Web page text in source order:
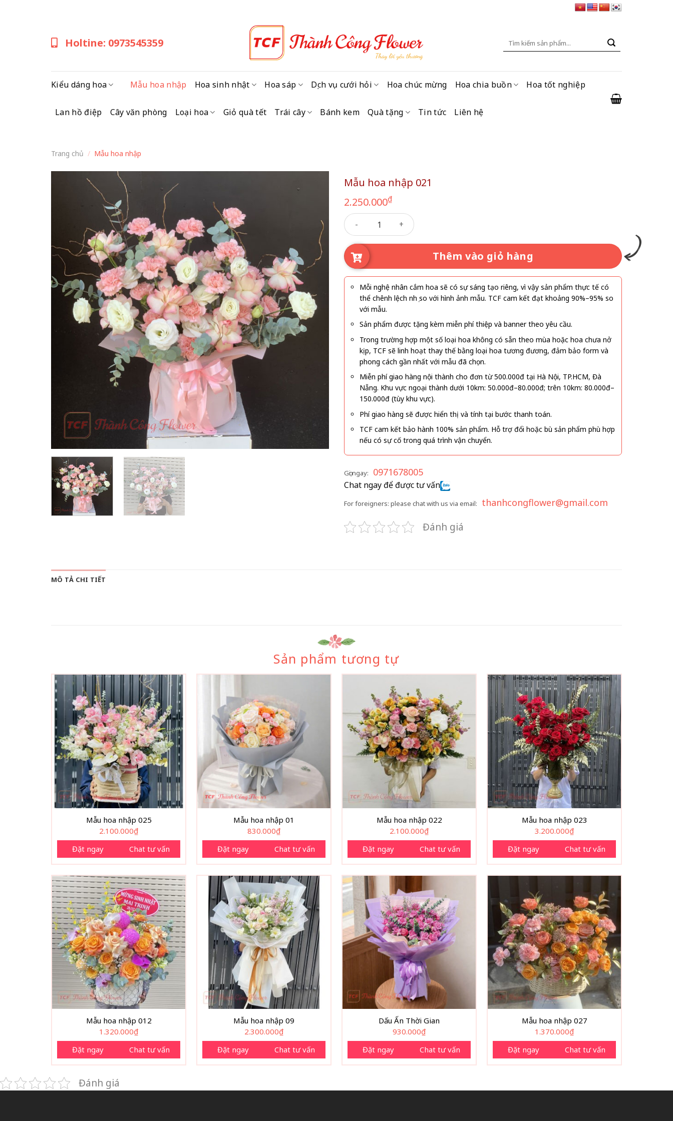
Holtine: 0973545359
Tìm
Kiểu dáng hoa Mẫu hoa nhập Hoa sinh nhật Hoa sáp Dịch vụ cưới hỏi Hoa chúc mừng Hoa chia buồn Hoa tốt nghiệp
Lan hồ điệp Cây văn phòng Loại hoa Giỏ quà tết Trái cây Bánh kem Quà tặng Tin tức Liên hệ
Trang chủ / Mẫu hoa nhập
Mẫu hoa nhập 021
2.250.000₫
Mẫu hoa nhập 021 số lượng
Thêm vào giỏ hàng
Mỗi nghệ nhân cắm hoa sẽ có sự sáng tạo riêng, vì vậy sản phẩm thực tế có
thể chênh lệch nhẹ so với hình ảnh mẫu. TCF cam kết đạt khoảng 90%–95% so
với mẫu.
Sản phẩm được tặng kèm miễn phí thiệp và banner theo yêu cầu.
Trong trường hợp một số loại hoa không có sẵn theo mùa hoặc hoa chưa nở
kịp, TCF sẽ linh hoạt thay thế bằng loại hoa tương đương, đảm bảo form và
phong cách gần nhất với mẫu đã chọn.
Miễn phí giao hàng nội thành cho đơn từ 500.000đ tại Hà Nội, TP.HCM, Đà
Nẵng. Khu vực ngoại thành dưới 10km: 50.000đ–80.000đ; trên 10km: 80.000đ–
150.000đ (tùy khu vực).
Phí giao hàng sẽ được hiển thị và tính tại bước thanh toán.
TCF cam kết bảo hành 100% sản phẩm. Hỗ trợ đổi hoặc bù sản phẩm phù hợp
nếu có sự cố trong quá trình vận chuyển.
Gọi ngay: 0971678005
Chat ngay để được tư vấn
For foreigners: please chat with us via email: thanhcongflower@gmail.com
Đánh giá
MÔ TẢ CHI TIẾT
Sản phẩm tương tự
Mẫu hoa nhập 025
2.100.000₫
Đặt ngay
Chat tư vấn
Mẫu hoa nhập 01
830.000₫
Đặt ngay
Chat tư vấn
Mẫu hoa nhập 022
2.100.000₫
Đặt ngay
Chat tư vấn
Mẫu hoa nhập 023
3.200.000₫
Đặt ngay
Chat tư vấn
Mẫu hoa nhập 012
1.320.000₫
Đặt ngay
Chat tư vấn
Mẫu hoa nhập 09
2.300.000₫
Đặt ngay
Chat tư vấn
Dấu Ấn Thời Gian
930.000₫
Đặt ngay
Chat tư vấn
Mẫu hoa nhập 027
1.370.000₫
Đặt ngay
Chat tư vấn
Đánh giá